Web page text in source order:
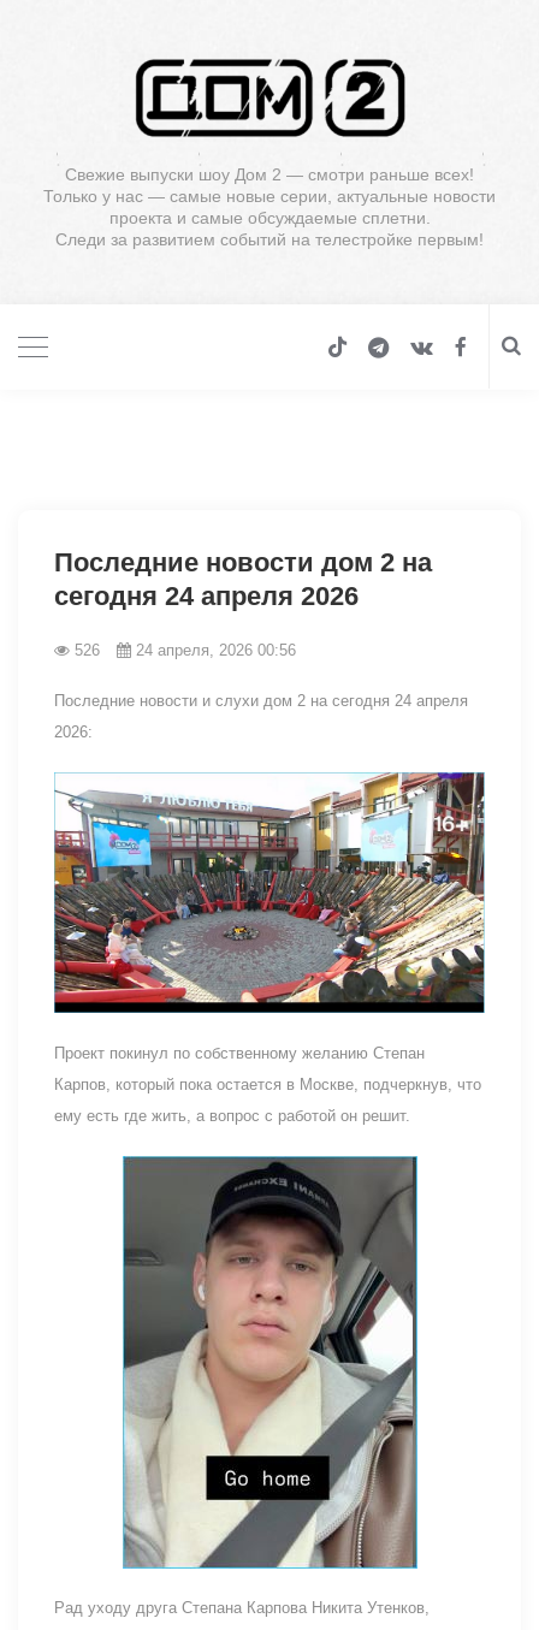
Свежие выпуски шоу Дом 2 — смотри раньше всех!
Только у нас — самые новые серии, актуальные новости
проекта и самые обсуждаемые сплетни.
Следи за развитием событий на телестройке первым!
Последние новости дом 2 на
сегодня 24 апреля 2026
526 24 апреля, 2026 00:56
Последние новости и слухи дом 2 на сегодня 24 апреля
2026:
Проект покинул по собственному желанию Степан
Карпов, который пока остается в Москве, подчеркнув, что
ему есть где жить, а вопрос с работой он решит.
Рад уходу друга Степана Карпова Никита Утенков,